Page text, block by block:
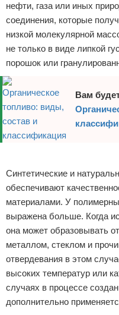
нефти, газа или иных
соединения, которые
низкой молекулярной
не только в виде липкой
порошок или
Вам
Синтетические и
обеспечивают
материалами. У
выражена больше. Когда
она может образовывать
металлом, стеклом и
отвердевания в этом
высоких температур или
случаях в процессе
дополнительно